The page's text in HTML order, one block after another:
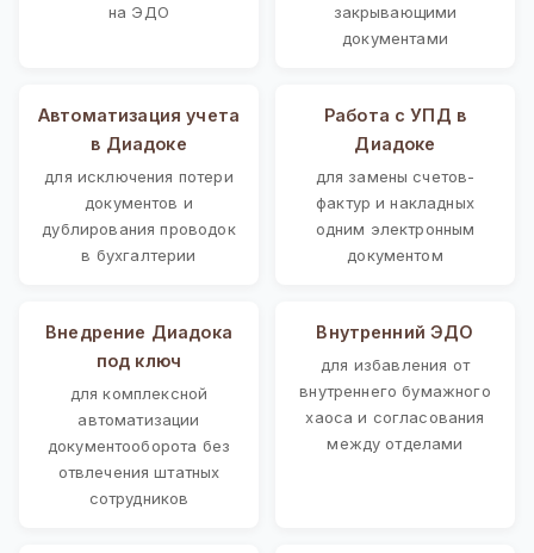
на ЭДО
закрывающими
документами
Автоматизация учета
в Диадоке
для исключения потери
документов и
дублирования проводок
в бухгалтерии
Работа с УПД в
Диадоке
для замены счетов-
фактур и накладных
одним электронным
документом
Внедрение Диадока
под ключ
для комплексной
автоматизации
документооборота без
отвлечения штатных
сотрудников
Внутренний ЭДО
для избавления от
внутреннего бумажного
хаоса и согласования
между отделами